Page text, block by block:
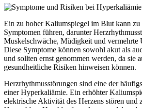
Ein zu hoher Kaliumspiegel im Blut kann zu
Symptomen führen, darunter
Muskelschwäche, Müdigkeit und vermehrte
Diese Symptome können sowohl akut als
und sollten ernst genommen werden, da sie
gesundheitliche Risiken hinweisen können.
Herzrhythmusstörungen sind eine der
einer Hyperkaliämie. Ein erhöhter
elektrische Aktivität des Herzens stören und